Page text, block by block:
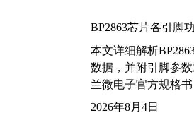
BP2863芯片各引脚
本文详细解析
数据，并附引脚参
兰微电子官方规格书
2026年8月4日